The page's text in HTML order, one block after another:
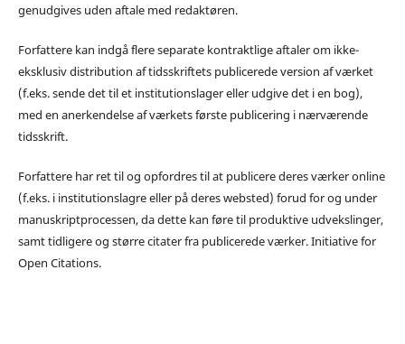
genudgives uden aftale med redaktøren.
Forfattere kan indgå flere separate kontraktlige aftaler om ikke-
eksklusiv distribution af tidsskriftets publicerede version af værket
(f.eks. sende det til et institutionslager eller udgive det i en bog),
med en anerkendelse af værkets første publicering i nærværende
tidsskrift.
Forfattere har ret til og opfordres til at publicere deres værker online
(f.eks. i institutionslagre eller på deres websted) forud for og under
manuskriptprocessen, da dette kan føre til produktive udvekslinger,
samt tidligere og større citater fra publicerede værker. Initiative for
Open Citations.